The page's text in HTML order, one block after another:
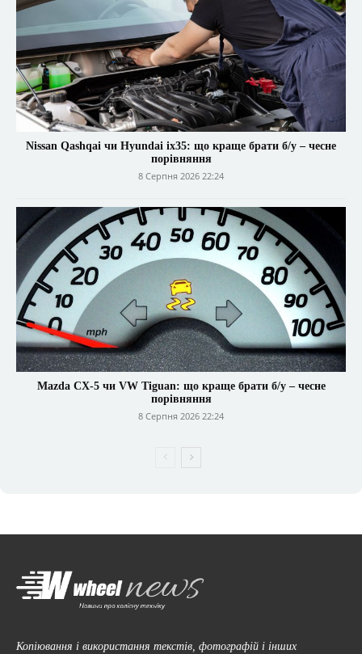
Nissan Qashqai чи Hyundai ix35: що краще брати б/у – чесне
порівняння
8 Серпня 2026 22:24
Mazda CX-5 чи VW Tiguan: що краще брати б/у – чесне
порівняння
8 Серпня 2026 22:24
Копіювання і використання текстів, фотографій і інших